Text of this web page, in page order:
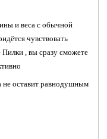
и веса с обычной
чувствовать
, вы сразу сможете
не оставит равнодушным